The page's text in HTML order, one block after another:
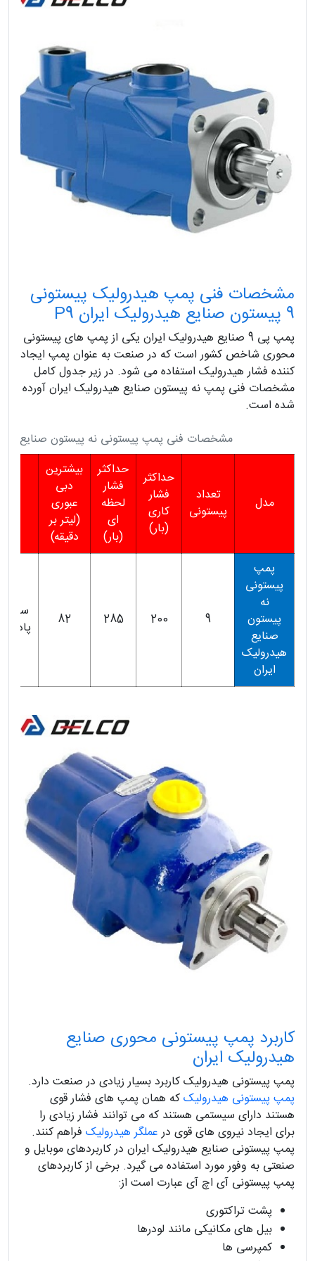
مشخصات فنی پمپ هیدرولیک پیستونی
9 پیستون صنایع هیدرولیک ایران P9
پمپ پی 9 صنایع هیدرولیک ایران یکی از پمپ های پیستونی
محوری شاخص کشور است که در صنعت به عنوان پمپ ایجاد
کننده فشار هیدرولیک استفاده می شود. در زیر جدول کامل
مشخصات فنی پمپ نه پیستون صنایع هیدرولیک ایران آورده
شده است.
مشخصات فنی پمپ پیستونی نه پیستون صنایع
مدل
تعداد
پیستونی
حداکثر
فشار
کاری
(بار)
حداکثر
فشار
لحظه
ای
(بار)
بیشترین
دبی
عبوری
(لیتر بر
دقیقه)
پمپ
پیستونی
نه
پیستون
صنایع
هیدرولیک
ایران
9
200
285
82
کاربرد پمپ پیستونی محوری صنایع
هیدرولیک ایران
پمپ پیستونی هیدرولیک کاربرد بسیار زیادی در صنعت دارد.
پمپ پیستونی هیدرولیککه همان پمپ های فشار قوی
هستند دارای سیستمی هستند که می توانند فشار زیادی را
برای ایجاد نیروی های قوی درعملگر هیدرولیک فراهم کنند.
پمپ پیستونی صنایع هیدرولیک ایران در کاربردهای موبایل و
صنعتی به وفور مورد استفاده می گیرد. برخی از کاربردهای
پمپ پیستونی آی اچ آی عبارت است از:
پشت تراکتوری
بیل های مکانیکی مانند لودرها
کمپرسی ها